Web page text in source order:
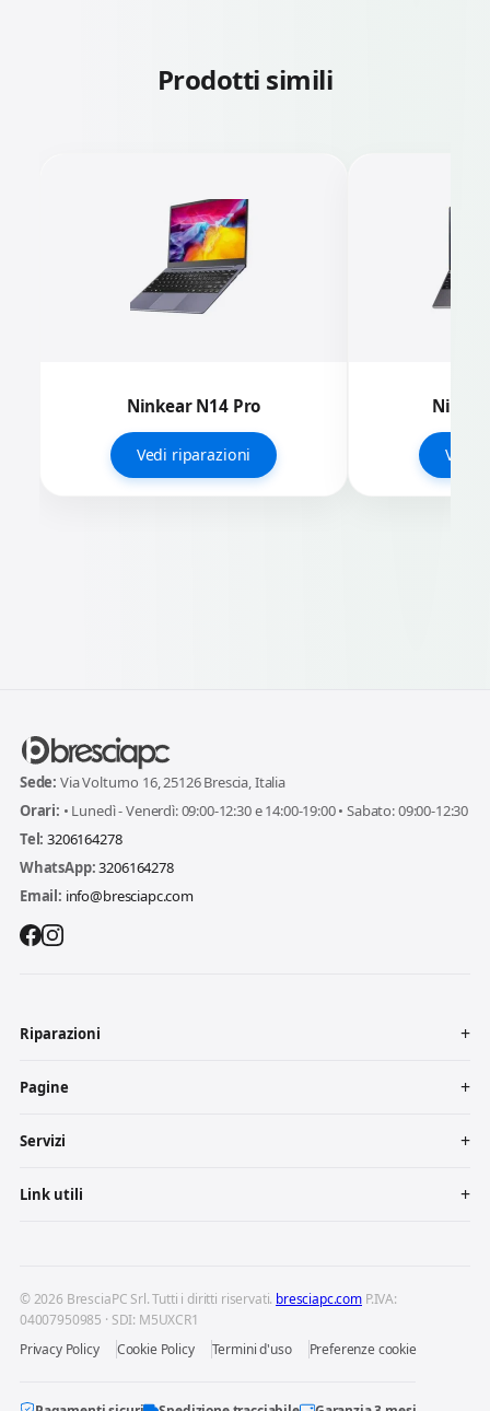
Prodotti simili
Ninkear N14 Pro
Vedi riparazioni Vedi
Sede: Via Volturno 16, 25126 Brescia, Italia
Orari: • Lunedì - Venerdì: 09:00-12:30 e 14:00-19:00 • Sabato: 09:00-12:30
Tel: 3206164278
WhatsApp:3206164278
Email: info@bresciapc.com
Riparazioni
Pagine
Servizi
Link utili
© 2026 BresciaPC Srl. Tutti i diritti riservati. bresciapc.com P.IVA:
04007950985 · SDI: M5UXCR1
Privacy Policy
Cookie Policy Termini d'uso Preferenze cookie